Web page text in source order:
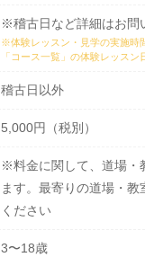
※稽古日など詳細はお問
※体験レッスン・見学の実施時
「コース一覧」の体験レッスン
稽古日以外
5,000円（税別）
※料金に関して、道場・
ます。最寄りの道場・教
ください
3〜18歳